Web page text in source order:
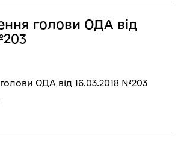
голови ОДА від
ОДА від 16.03.2018 №203